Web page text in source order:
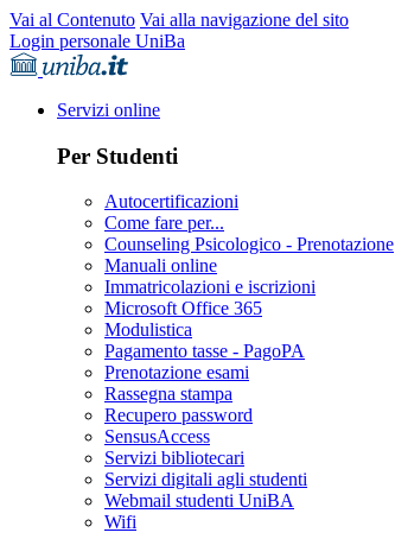
Vai al Contenuto Vai alla navigazione del sito
Login personale UniBa
Servizi online
Per Studenti
Autocertificazioni
Come fare per...
Counseling Psicologico - Prenotazione
Manuali online
Immatricolazioni e iscrizioni
Microsoft Office 365
Modulistica
Pagamento tasse - PagoPA
Prenotazione esami
Rassegna stampa
Recupero password
SensusAccess
Servizi bibliotecari
Servizi digitali agli studenti
Webmail studenti UniBA
Wifi